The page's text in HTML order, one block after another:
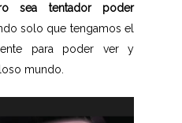
sea tentador poder
solo que tengamos el
para poder ver y
mundo.